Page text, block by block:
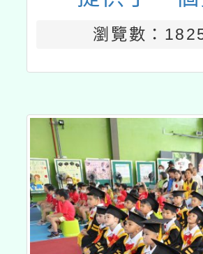
瀏覽數：